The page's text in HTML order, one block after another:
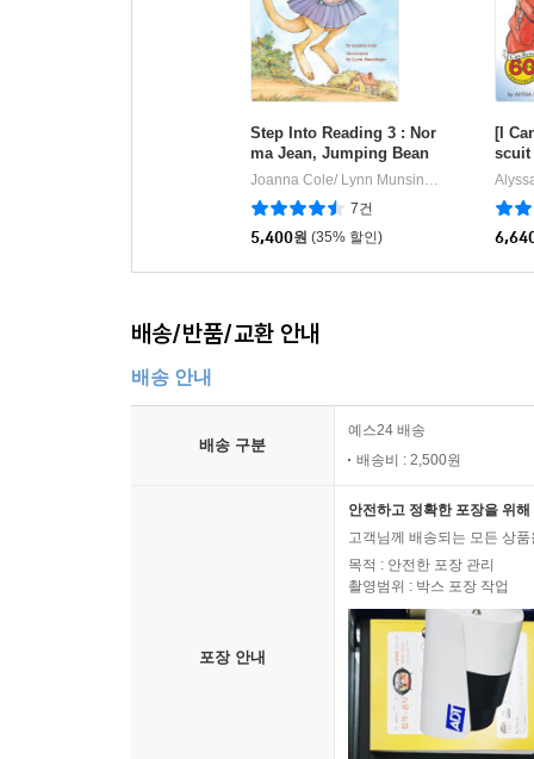
Step Into Reading 3 : Nor
ma Jean, Jumping Bean
Joanna Cole/ Lynn Munsinger (ILT)
7건
5,400원 (35% 할인)
[I
scuit
배송/반품/교환 안내
배송 안내
배송 구분
예스24 배송
배송비 : 2,500원
포장 안내
안전하고 정확한 포장을 위
고객님께 배송되는 모든 상
목적 : 안전한 포장 관리
촬영범위 : 박스 포장 작업